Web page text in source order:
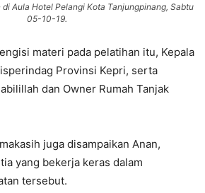
Aula Hotel Pelangi Kota Tanjungpinang, Sabtu
05-10-19.
materi pada pelatihan itu, Kepala
Provinsi Kepri, serta
dan Owner Rumah Tanjak
juga disampaikan Anan,
yang bekerja keras dalam
tersebut.